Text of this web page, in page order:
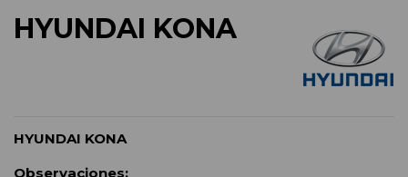
HYUNDAI KONA
HYUNDAI KONA
Observaciones: